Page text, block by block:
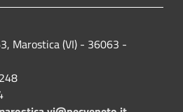
Marostica (VI) - 36063 -